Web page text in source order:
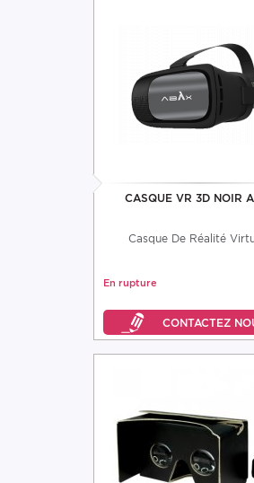
CASQUE VR 3D NOIR
Casque De Réalité
En rupture